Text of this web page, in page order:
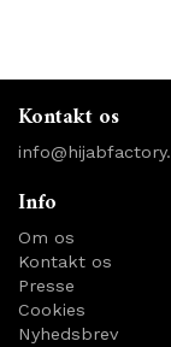
Kontakt os
Info
Om os
Kontakt os
Presse
Cookies
Nyhedsbrev